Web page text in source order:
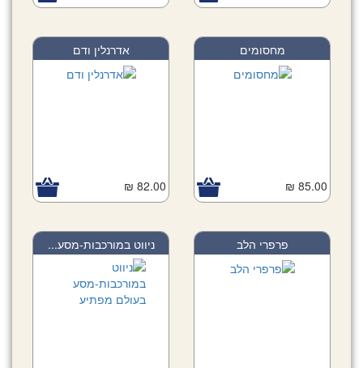
מחסומים
85.00 ₪
אדרנלין ודם
82.00 ₪
פרפרי הלב ניווט במורכבות-מסע...